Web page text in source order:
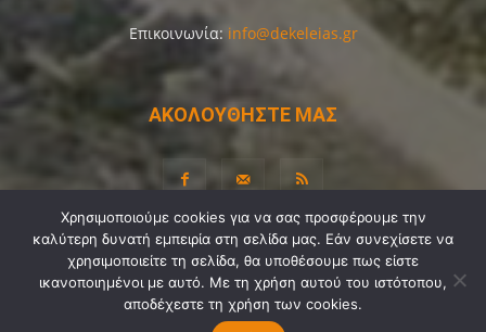
Επικοινωνία: info@dekeleias.gr
ΑΚΟΛΟΥΘΗΣΤΕ ΜΑΣ
Διαύγεια Λίγα Λόγια για Εμάς
Επικοινωνία
Όροι Χρήσης
Προσωπικά Δεδομένα
Sitemap
Ψηφοφορίες
Χρησιμοποιούμε cookies για να σας προσφέρουμε την
καλύτερη δυνατή εμπειρία στη σελίδα μας. Εάν συνεχίσετε να
χρησιμοποιείτε τη σελίδα, θα υποθέσουμε πως είστε
ικανοποιημένοι με αυτό. Με τη χρήση αυτού του ιστότοπου,
αποδέχεστε τη χρήση των cookies.